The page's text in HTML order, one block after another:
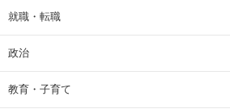
就職・転職
政治
教育・子育て